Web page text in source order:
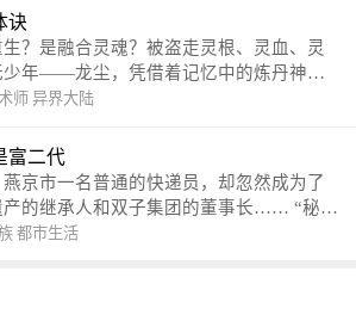
善良的蜜蜂后援会）
诀
？是融合灵魂？被盗走灵根、灵血、灵
少年——龙尘，凭借着记忆中的炼丹神
秘功法九星霸体诀，拨开重重迷雾，解
，镇压恶鬼邪神。 江湖传闻：龙
吼天啸。龙尘一出，鬼泣神哭。 本
构，如有雷同，那就是真事儿，想要对
抓紧时间进群：487963015 微信公众号：
师 异界大陆
富二代
京市一名普通的快递员，却忽然成为了
的继承人和双子集团的董事长…… “秘
制一套百亿富翁的吃喝住行标准！” “好
都市生活